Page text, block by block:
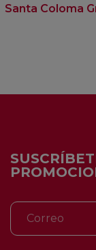
Santa Coloma